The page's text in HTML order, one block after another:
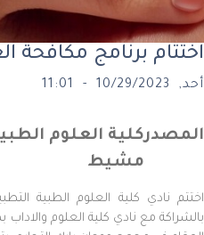
برنامج مكافحة
2023 - 11:01
كلية العلوم
مشيط
نادي كلية العلوم الطبية
مع نادي كلية العلوم والاداب